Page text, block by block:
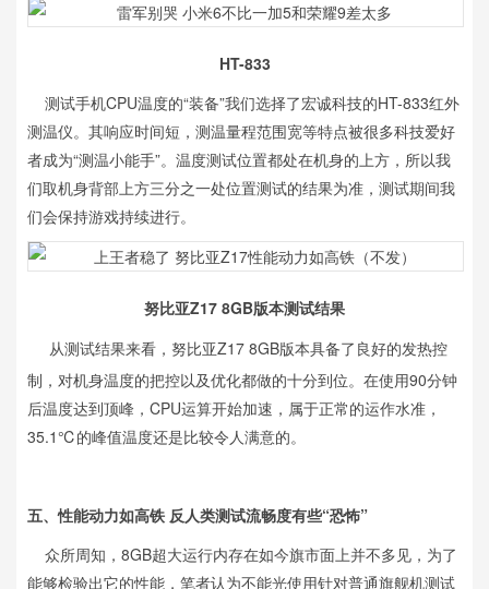
HT-833
测试手机CPU温度的“装备”我们选择了宏诚科技的HT-833红外
测温仪。其响应时间短，测温量程范围宽等特点被很多科技爱好
者成为“测温小能手”。温度测试位置都处在机身的上方，所以我
们取机身背部上方三分之一处位置测试的结果为准，测试期间我
们会保持游戏持续进行。
努比亚Z17 8GB版本测试结果
从测试结果来看，努比亚Z17 8GB版本具备了良好的发热控
制，对机身温度的把控以及优化都做的十分到位。在使用90分钟
后温度达到顶峰，CPU运算开始加速，属于正常的运作水准，
35.1℃的峰值温度还是比较令人满意的。
五、性能动力如高铁 反人类测试流畅度有些“恐怖”
众所周知，8GB超大运行内存在如今旗市面上并不多见，为了
能够检验出它的性能，笔者认为不能光使用针对普通旗舰机测试